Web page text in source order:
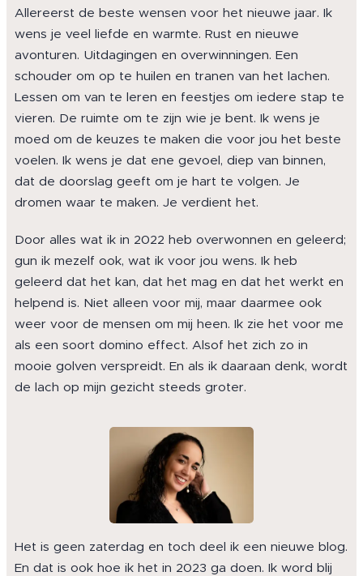
Allereerst de beste wensen voor het nieuwe jaar. Ik
wens je veel liefde en warmte. Rust en nieuwe
avonturen. Uitdagingen en overwinningen. Een
schouder om op te huilen en tranen van het lachen.
Lessen om van te leren en feestjes om iedere stap te
vieren. De ruimte om te zijn wie je bent. Ik wens je
moed om de keuzes te maken die voor jou het beste
voelen. Ik wens je dat ene gevoel, diep van binnen,
dat de doorslag geeft om je hart te volgen. Je
dromen waar te maken. Je verdient het.
Door alles wat ik in 2022 heb overwonnen en geleerd;
gun ik mezelf ook, wat ik voor jou wens. Ik heb
geleerd dat het kan, dat het mag en dat het werkt en
helpend is. Niet alleen voor mij, maar daarmee ook
weer voor de mensen om mij heen. Ik zie het voor me
als een soort domino effect. Alsof het zich zo in
mooie golven verspreidt. En als ik daaraan denk, wordt
de lach op mijn gezicht steeds groter.
Het is geen zaterdag en toch deel ik een nieuwe blog.
En dat is ook hoe ik het in 2023 ga doen. Ik word blij